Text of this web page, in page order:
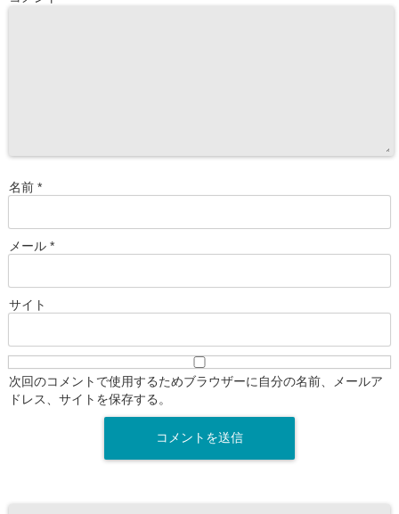
名前 *
メール *
サイト
次回のコメントで使用するためブラウザーに自分の名前、メールア
ドレス、サイトを保存する。